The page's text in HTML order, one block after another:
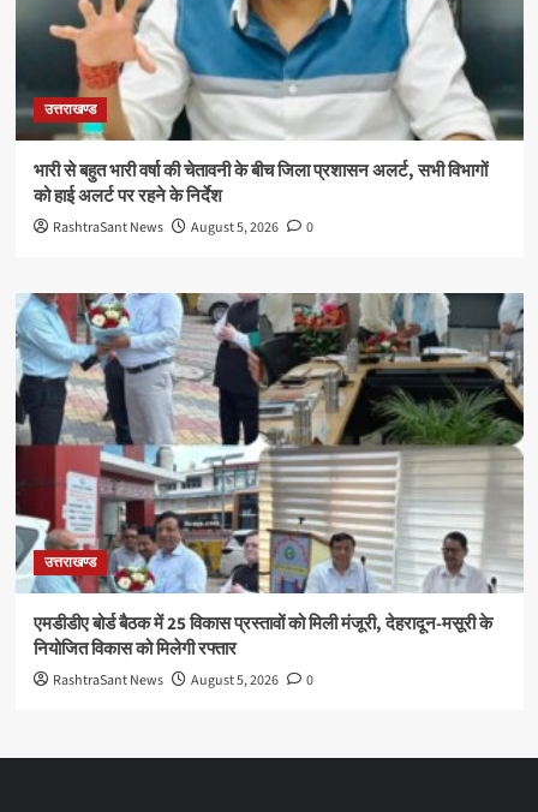
उत्तराखण्ड
भारी से बहुत भारी वर्षा की चेतावनी के बीच जिला प्रशासन अलर्ट, सभी विभागों
को हाई अलर्ट पर रहने के निर्देश
RashtraSant News August 5, 2026 0
उत्तराखण्ड
एमडीडीए बोर्ड बैठक में 25 विकास प्रस्तावों को मिली मंजूरी, देहरादून-मसूरी के
नियोजित विकास को मिलेगी रफ्तार
RashtraSant News August 5, 2026 0